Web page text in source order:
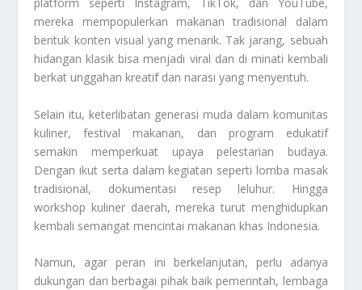
mereka mempopulerkan makanan tradisional dalam
bentuk konten visual yang menarik. Tak jarang, sebuah
hidangan klasik bisa menjadi viral dan di minati kembali
berkat unggahan kreatif dan narasi yang menyentuh.
Selain itu, keterlibatan generasi muda dalam komunitas
kuliner, festival makanan, dan program edukatif
semakin memperkuat upaya pelestarian budaya.
Dengan ikut serta dalam kegiatan seperti lomba masak
tradisional, dokumentasi resep leluhur. Hingga
workshop kuliner daerah, mereka turut menghidupkan
kembali semangat mencintai makanan khas Indonesia.
Namun, agar peran ini berkelanjutan, perlu adanya
dukungan dari berbagai pihak baik pemerintah, lembaga